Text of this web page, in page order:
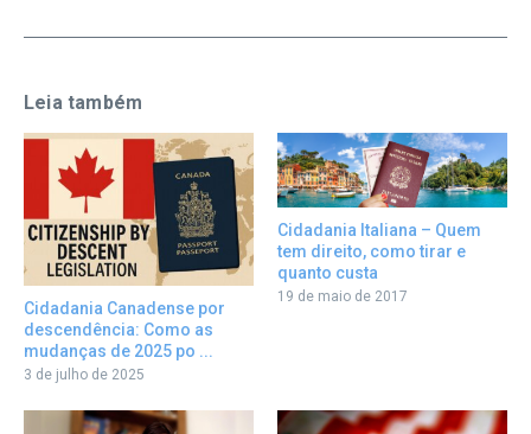
Leia também
Cidadania Canadense por
descendência: Como as
mudanças de 2025 po ...
3 de julho de 2025
Cidadania Italiana – Quem
tem direito, como tirar e
quanto custa
19 de maio de 2017